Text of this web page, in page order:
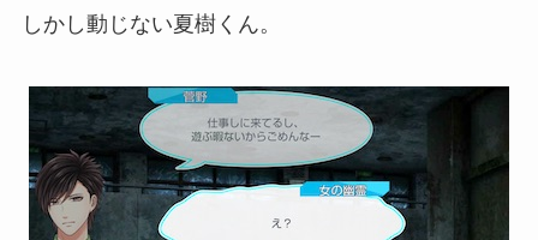
しかし動じない夏樹くん。